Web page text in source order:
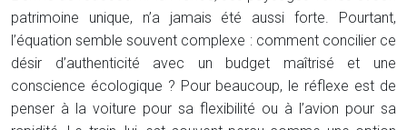
patrimoine unique, n’a jamais été aussi forte. Pourtant,
l’équation semble souvent complexe : comment concilier ce
désir d’authenticité avec un budget maîtrisé et une
conscience écologique ? Pour beaucoup, le réflexe est de
penser à la voiture pour sa flexibilité ou à l’avion pour sa